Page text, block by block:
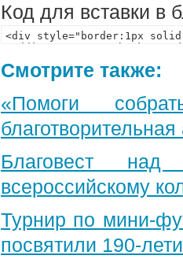
Код для вставки в
Смотрите также:
«Помоги
Благовест
всероссийскому
Турнир по мини-
посвятили 190-